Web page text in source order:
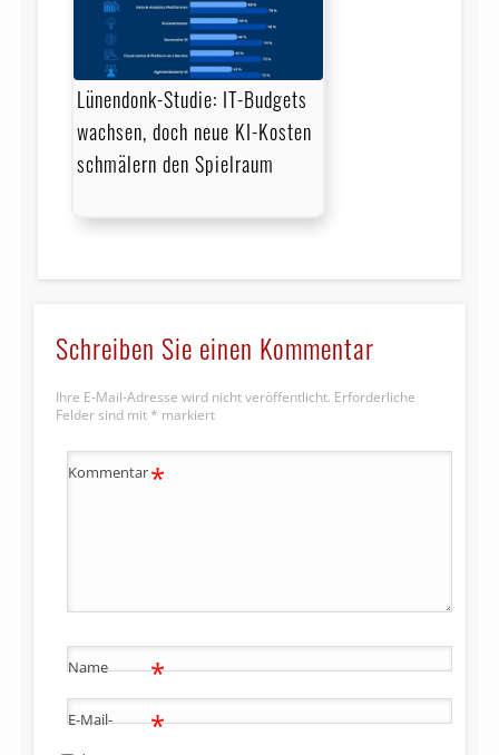
Lünendonk-Studie: IT-Budgets
wachsen, doch neue KI-Kosten
schmälern den Spielraum
Schreiben Sie einen Kommentar
Ihre E-Mail-Adresse wird nicht veröffentlicht. Erforderliche
Felder sind mit * markiert
Kommentar*
Name *
E-Mail-
*